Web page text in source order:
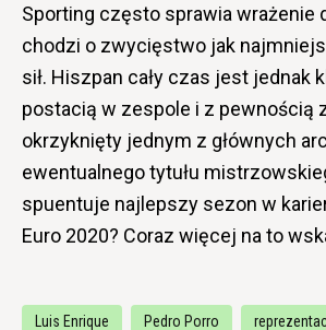
Sporting często sprawia wrażenie
chodzi o zwycięstwo jak
sił. Hiszpan cały czas jest jednak
postacią w zespole i z pewnością
okrzyknięty jednym z głównych
ewentualnego tytułu
spuentuje najlepszy sezon w
Euro 2020? Coraz więcej na to
Luis Enrique Pedro Porro